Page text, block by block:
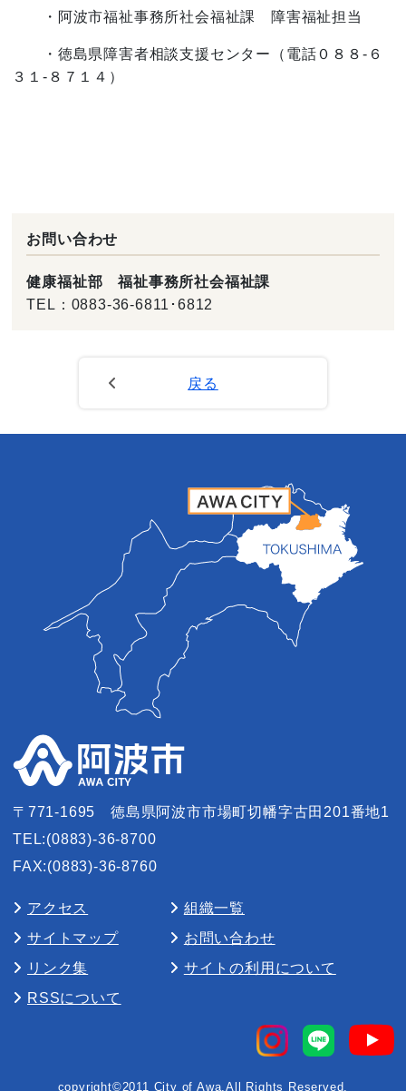
・阿波市福祉事務所社会福祉課 障害福祉担当
・徳島県障害者相談支援センター（電話０８８-６
３１-８７１４）
お問い合わせ
健康福祉部 福祉事務所社会福祉課
TEL： 0883-36-6811･6812
戻る
〒771-1695
徳島県阿波市市場町切幡字古田201番地1
TEL:(0883)-36-8700
FAX:(0883)-36-8760
アクセス
組織一覧
サイトマップ
お問い合わせ
リンク集
サイトの利用について
RSSについて
copyright©2011 City of Awa,All Rights Reserved.